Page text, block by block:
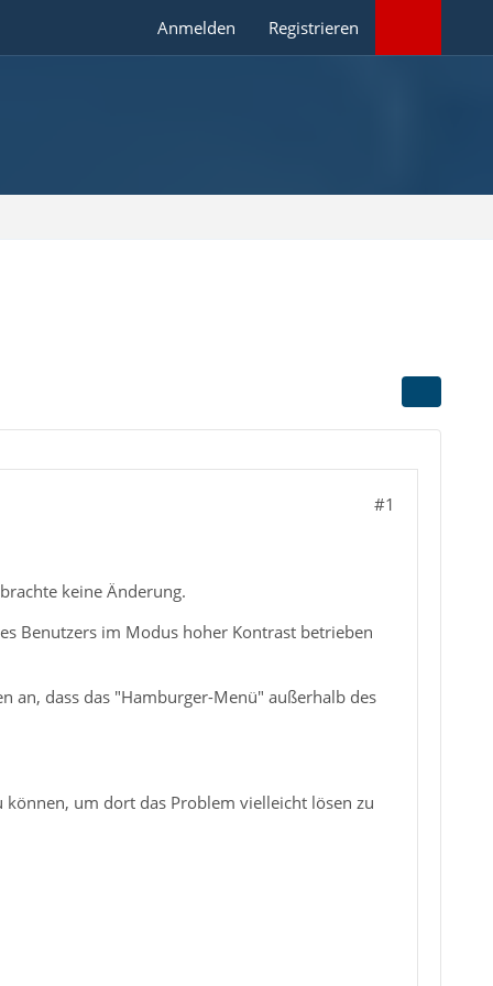
Anmelden Registrieren
#1
keine Änderung.
Benutzers im Modus hoher Kontrast betrieben
an, dass das "Hamburger-Menü" außerhalb des
um dort das Problem vielleicht lösen zu